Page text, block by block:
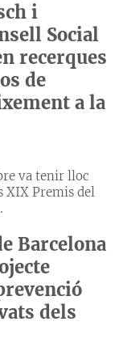
i
Social
recerques
de
a la
va tenir lloc
XIX Premis del
Barcelona
dels